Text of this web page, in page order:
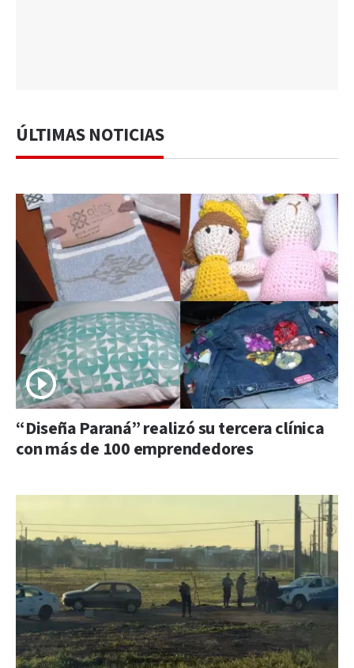
ÚLTIMAS NOTICIAS
“Diseña Paraná” realizó su tercera clínica
con más de 100 emprendedores